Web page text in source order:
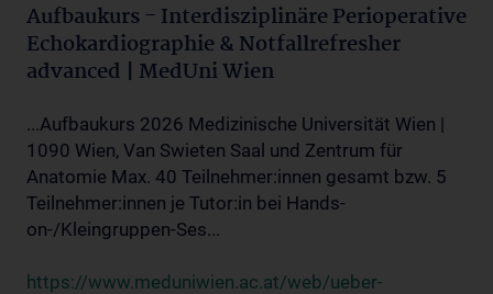
Aufbaukurs - Interdisziplinäre Perioperative
Echokardiographie & Notfallrefresher
advanced | MedUni Wien
...Aufbaukurs 2026 Medizinische Universität Wien |
1090 Wien, Van Swieten Saal und Zentrum für
Anatomie Max. 40 Teilnehmer:innen gesamt bzw. 5
Teilnehmer:innen je Tutor:in bei Hands-
on-/Kleingruppen-Ses...
https://www.meduniwien.ac.at/web/ueber-